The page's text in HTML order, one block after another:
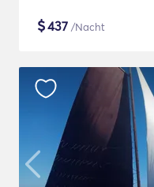
$437 /Nacht